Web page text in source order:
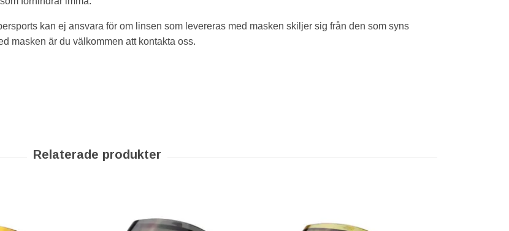
kan ej ansvara för om linsen som levereras med masken skiljer sig från den som syns
masken är du välkommen att kontakta oss.